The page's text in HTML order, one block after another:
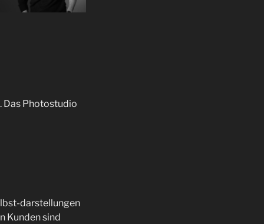
Das Photostudio
darstellungen
Kunden sind